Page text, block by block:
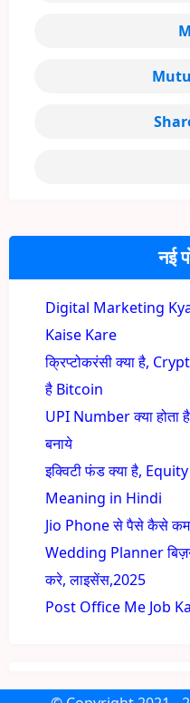
नई
Digital Marketing
Kaise Kare
क्रिप्टोकरंसी क्या है,
है Bitcoin
UPI Number क्या
बनाये
इक्विटी फंड क्या है,
Meaning in Hindi
Jio Phone से पैसे कैसे
Wedding Planner
करे, लाइसेंस,2025
Post Office Me Job